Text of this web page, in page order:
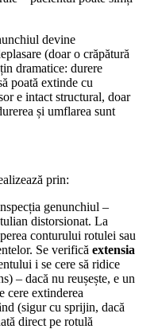
devine
(doar o crăpătură
dramatice: durere
poată extinde cu
e intact structural, doar
și umflarea sunt
prin:
genunchiul –
distorsionat. La
conturului rotulei sau
Se verifică extensia
i se cere să ridice
– dacă nu reușește, e un
cere extinderea
(sigur cu sprijin, dacă
direct pe rotulă